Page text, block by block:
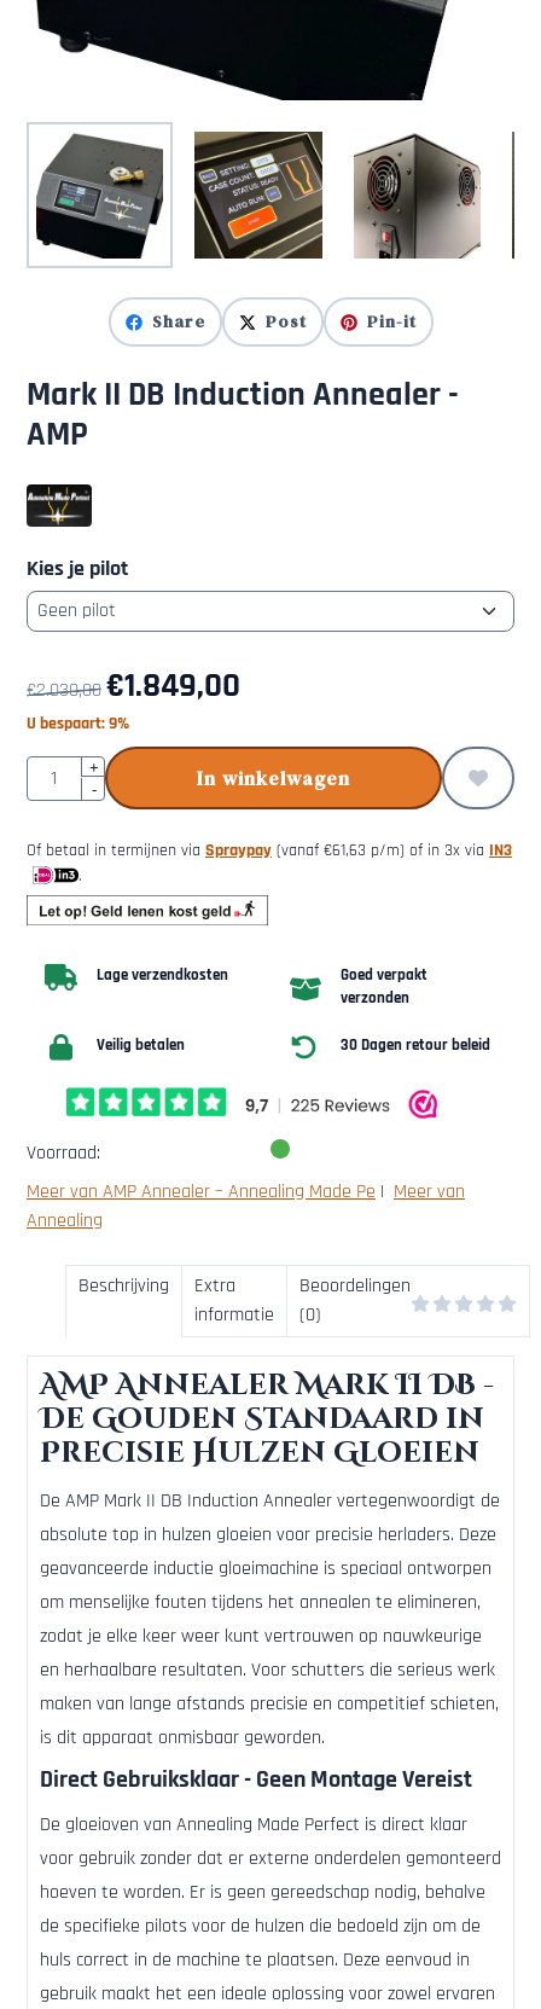
Share Post Pin-it
Mark II DB Induction Annealer -
AMP
Kies je pilot
€2.030,00€1.849,00
U bespaart:9%
Aantal
+
-
In winkelwagen
Of betaal in termijnen via Spraypay (vanaf €61,63 p/m) of in 3x via IN3
.
Lage verzendkosten
Goed verpakt
verzonden
Veilig betalen 30 Dagen retour beleid
Voorraad:
Meer van AMP Annealer – Annealing Made Pe | Meer van
Annealing
Beschrijving
Extra
informatie
Beoordelingen
(0)
AMP Annealer Mark II DB -
De Gouden Standaard in
Precisie Hulzen Gloeien
De AMP Mark II DB Induction Annealer vertegenwoordigt de
absolute top in hulzen gloeien voor precisie herladers. Deze
geavanceerde inductie gloeimachine is speciaal ontworpen
om menselijke fouten tijdens het annealen te elimineren,
zodat je elke keer weer kunt vertrouwen op nauwkeurige
en herhaalbare resultaten. Voor schutters die serieus werk
maken van lange afstands precisie en competitief schieten,
is dit apparaat onmisbaar geworden.
Direct Gebruiksklaar - Geen Montage Vereist
De gloeioven van Annealing Made Perfect is direct klaar
voor gebruik zonder dat er externe onderdelen gemonteerd
hoeven te worden. Er is geen gereedschap nodig, behalve
de specifieke pilots voor de hulzen die bedoeld zijn om de
huls correct in de machine te plaatsen. Deze eenvoud in
gebruik maakt het een ideale oplossing voor zowel ervaren